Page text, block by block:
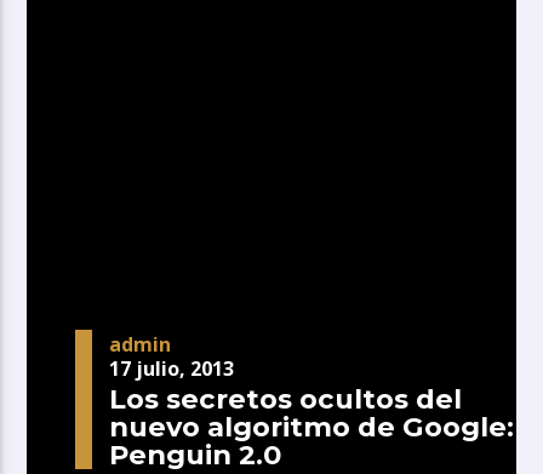
admin
17 julio, 2013
Los secretos ocultos del
nuevo algoritmo de Google:
Penguin 2.0